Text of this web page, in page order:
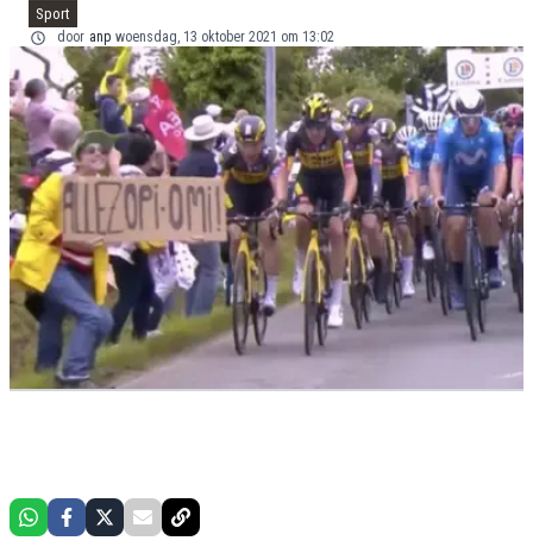
Sport
door anp woensdag, 13 oktober 2021 om 13:02